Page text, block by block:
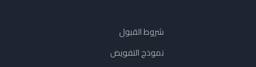
شروط القبول
نموذج التفويض